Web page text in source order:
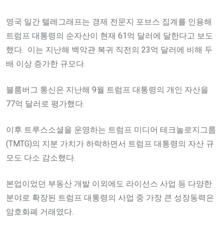
영국 일간 텔레그래프는 경제 전문지 포브스 집계를 인용해
트럼프 대통령의 순자산이 현재 61억 달러에 달한다고 보도
했다. 이는 지난해 백악관 복귀 직전의 23억 달러에 비해 두
배 이상 증가한 규모다.
블룸버그 통신은 지난해 9월 트럼프 대통령의 개인 자산을
77억 달러로 평가했다.
이후 트루스소셜을 운영하는 트럼프 미디어 테크놀로지그룹
(TMTG)의 지분 가치가 하락하면서 트럼프 대통령의 자산 규
모도 다소 감소했다.
본업이었던 부동산 개발 이외에도 라이선스 사업 등 다양한
분야로 확장된 트럼프 대통령의 사업 중 가장 큰 성장동력은
암호화폐 거래였다.